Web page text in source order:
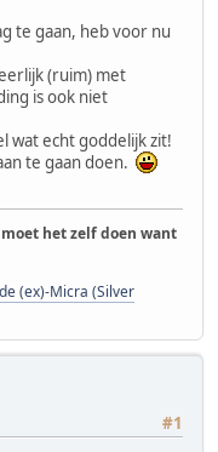
te gaan, heb voor nu
(ruim) met
is ook niet
wat echt goddelijk zit!
te gaan doen.
het zelf doen want
(ex)-Micra (Silver
#1